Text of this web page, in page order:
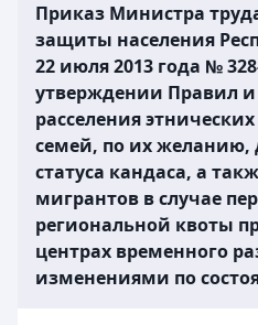
Приказ Министра
защиты населения
22 июля 2013 года №
утверждении Правил и
расселения
семей, по их желанию,
статуса кандаса, а
мигрантов в случае
региональной квоты
центрах временного
изменениями по